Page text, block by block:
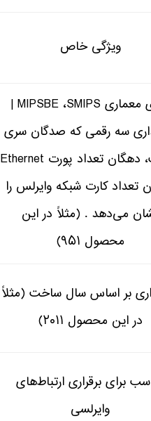
ویژگی خاص
دارای معماری MIPSBE ،SMIPS |
سه رقمی که صدگان سری
ساخت، دهگان تعداد پورت Ethernet
تعداد کارت شبکه وایرلس را
می‌دهد . (مثلاً در این
محصول ۹۵۱)
بر اساس سال ساخت (مثلاً
در این محصول ۲۰۱۱)
برای برقراری ارتباط‌های
وایرلسی